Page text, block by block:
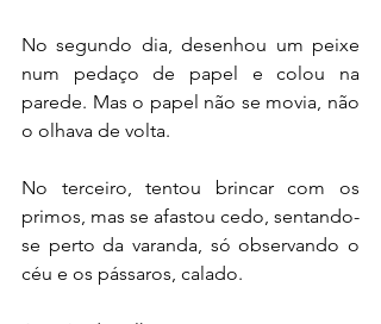
No segundo dia, desenhou um peixe
num pedaço de papel e colou na
parede. Mas o papel não se movia, não
o olhava de volta.
No terceiro, tentou brincar com os
primos, mas se afastou cedo, sentando-
se perto da varanda, só observando o
céu e os pássaros, calado.